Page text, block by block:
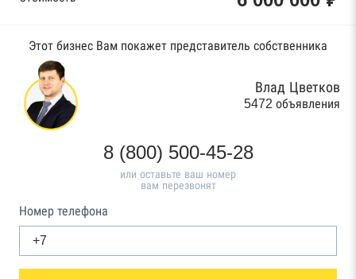
Этот бизнес Вам покажет представитель собственника
Влад Цветков
5472 объявления
8 (800) 500-45-28
или оставьте ваш номер
вам перезвонят
Номер телефона